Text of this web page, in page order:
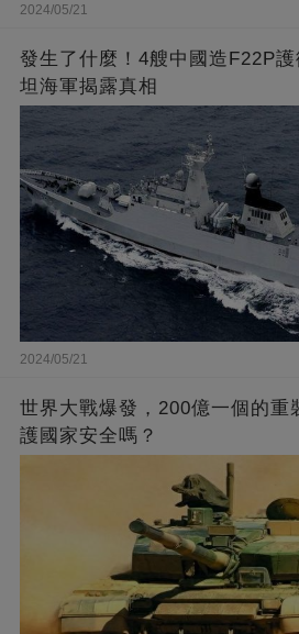
2024/05/21
發生了什麼！4艘中國造F22P
坦海軍揭露真相
2024/05/21
世界大戰爆發，200億一個的重
護國家安全嗎？